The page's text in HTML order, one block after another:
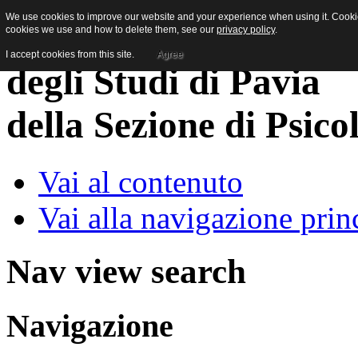
della Sezione di
Vai al contenuto
Vai alla navigazione
Nav view search
Navigazione
We use cookies to improve our website and your experience when using it.
cookies we use and how to delete them, see our privacy policy.
I accept cookies from this site. Agree